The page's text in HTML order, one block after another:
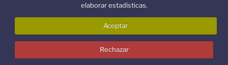
elaborar estadísticas.
Aceptar
Rechazar